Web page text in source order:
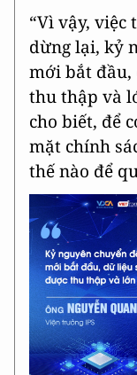
“Vì vậy, việc
dừng lại, kỷ
mới bắt đầu,
thu thập và
cho biết, để
mặt chính
thế nào để